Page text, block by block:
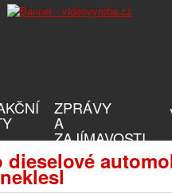
ZPRÁVY
A
ZAJÍMAVOSTI
dieselové